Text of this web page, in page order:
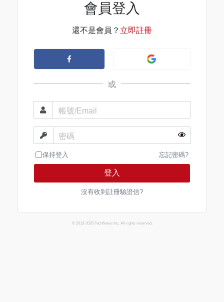
會員登入
還不是會員？ 立即註冊
或
帳號/Email
密碼
保持登入 忘記密碼?
登入
沒有收到註冊驗證信?
© 2013-2026 TechNews Inc. All rights reserved.